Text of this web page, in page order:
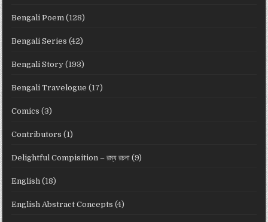
Bengali Poem (128)
Bengali Series (42)
Bengali Story (193)
Bengali Travelogue (17)
Comics (3)
Contributors (1)
Delightful Compisition – রম্য রচনা (9)
English (18)
English Abstract Concepts (4)